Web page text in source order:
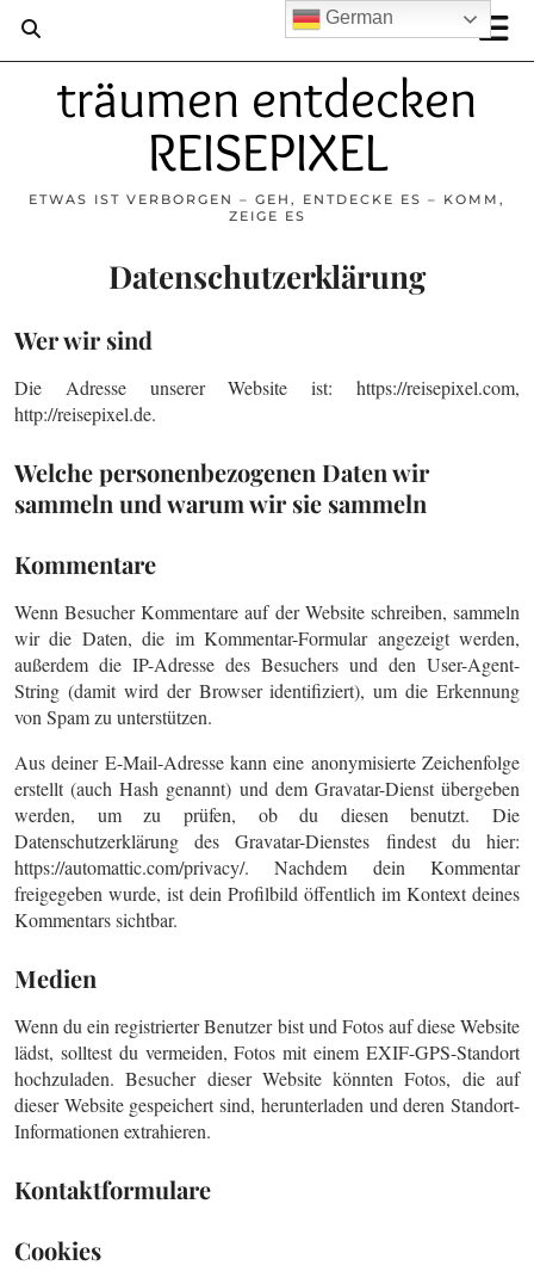
träumen entdecken
REISEPIXEL
ETWAS IST VERBORGEN – GEH, ENTDECKE ES – KOMM,
ZEIGE ES
Datenschutzerklärung
Wer wir sind
Die Adresse unserer Website ist: https://reisepixel.com,
http://reisepixel.de.
Welche personenbezogenen Daten wir
sammeln und warum wir sie sammeln
Kommentare
Wenn Besucher Kommentare auf der Website schreiben, sammeln
wir die Daten, die im Kommentar-Formular angezeigt werden,
außerdem die IP-Adresse des Besuchers und den User-Agent-
String (damit wird der Browser identifiziert), um die Erkennung
von Spam zu unterstützen.
Aus deiner E-Mail-Adresse kann eine anonymisierte Zeichenfolge
erstellt (auch Hash genannt) und dem Gravatar-Dienst übergeben
werden, um zu prüfen, ob du diesen benutzt. Die
Datenschutzerklärung des Gravatar-Dienstes findest du hier:
https://automattic.com/privacy/. Nachdem dein Kommentar
freigegeben wurde, ist dein Profilbild öffentlich im Kontext deines
Kommentars sichtbar.
Medien
Wenn du ein registrierter Benutzer bist und Fotos auf diese Website
lädst, solltest du vermeiden, Fotos mit einem EXIF-GPS-Standort
hochzuladen. Besucher dieser Website könnten Fotos, die auf
dieser Website gespeichert sind, herunterladen und deren Standort-
Informationen extrahieren.
Kontaktformulare
Cookies
German